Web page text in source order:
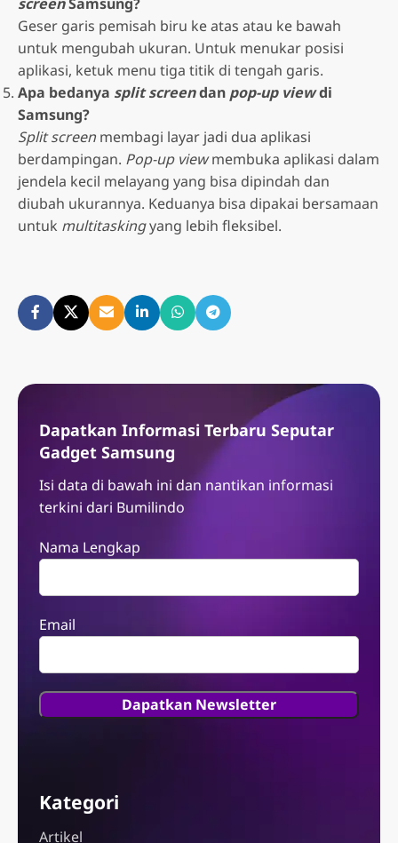
Geser garis pemisah biru ke atas atau ke bawah
untuk mengubah ukuran. Untuk menukar posisi
aplikasi, ketuk menu tiga titik di tengah garis.
Apa bedanya split screendan pop-up viewdi
Samsung?
Split screen membagi layar jadi dua aplikasi
berdampingan. Pop-up viewmembuka aplikasi dalam
jendela kecil melayang yang bisa dipindah dan
diubah ukurannya. Keduanya bisa dipakai bersamaan
untuk multitaskingyang lebih fleksibel.
Dapatkan Informasi Terbaru Seputar
Gadget Samsung
Isi data di bawah ini dan nantikan informasi
terkini dari Bumilindo
Nama Lengkap
Email
Kategori
Artikel